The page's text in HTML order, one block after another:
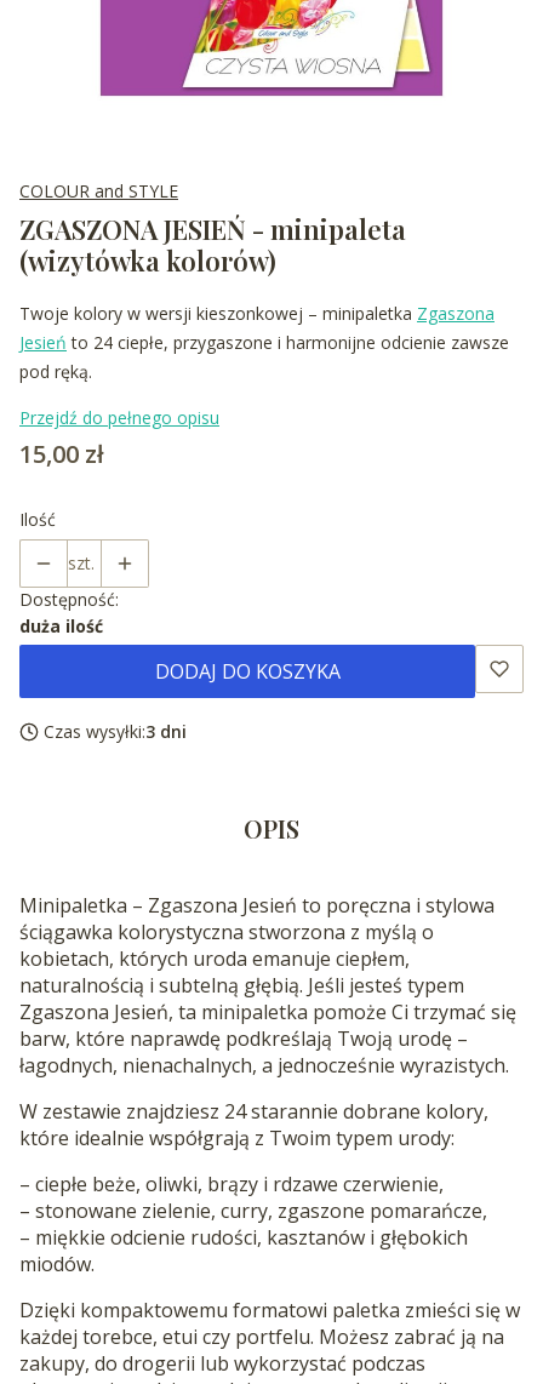
COLOUR and STYLE
ZGASZONA JESIEŃ - minipaleta
(wizytówka kolorów)
Twoje kolory w wersji kieszonkowej – minipaletka Zgaszona
Jesień to 24 ciepłe, przygaszone i harmonijne odcienie zawsze
pod ręką.
Przejdź do pełnego opisu
Cena
15,00 zł
Ilość
szt.
Dostępność:
duża ilość
DODAJ DO KOSZYKA
Czas wysyłki:3 dni
OPIS
Minipaletka – Zgaszona Jesień to poręczna i stylowa
ściągawka kolorystyczna stworzona z myślą o
kobietach, których uroda emanuje ciepłem,
naturalnością i subtelną głębią. Jeśli jesteś typem
Zgaszona Jesień, ta minipaletka pomoże Ci trzymać się
barw, które naprawdę podkreślają Twoją urodę –
łagodnych, nienachalnych, a jednocześnie wyrazistych.
W zestawie znajdziesz 24 starannie dobrane kolory,
które idealnie współgrają z Twoim typem urody:
– ciepłe beże, oliwki, brązy i rdzawe czerwienie,
– stonowane zielenie, curry, zgaszone pomarańcze,
– miękkie odcienie rudości, kasztanów i głębokich
miodów.
Dzięki kompaktowemu formatowi paletka zmieści się w
każdej torebce, etui czy portfelu. Możesz zabrać ją na
zakupy, do drogerii lub wykorzystać podczas